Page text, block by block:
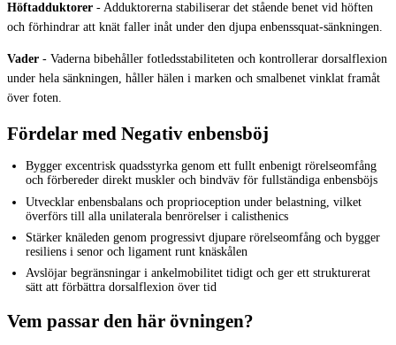
Höftadduktorer - Adduktorerna stabiliserar det stående benet vid höften
och förhindrar att knät faller inåt under den djupa enbenssquat-sänkningen.
Vader - Vaderna bibehåller fotledsstabiliteten och kontrollerar dorsalflexion
under hela sänkningen, håller hälen i marken och smalbenet vinklat framåt
över foten.
Fördelar med Negativ enbensböj
Bygger excentrisk quadsstyrka genom ett fullt enbenigt rörelseomfång
och förbereder direkt muskler och bindväv för fullständiga enbensböjs
Utvecklar enbensbalans och proprioception under belastning, vilket
överförs till alla unilaterala benrörelser i calisthenics
Stärker knäleden genom progressivt djupare rörelseomfång och bygger
resiliens i senor och ligament runt knäskålen
Avslöjar begränsningar i ankelmobilitet tidigt och ger ett strukturerat
sätt att förbättra dorsalflexion över tid
Vem passar den här övningen?